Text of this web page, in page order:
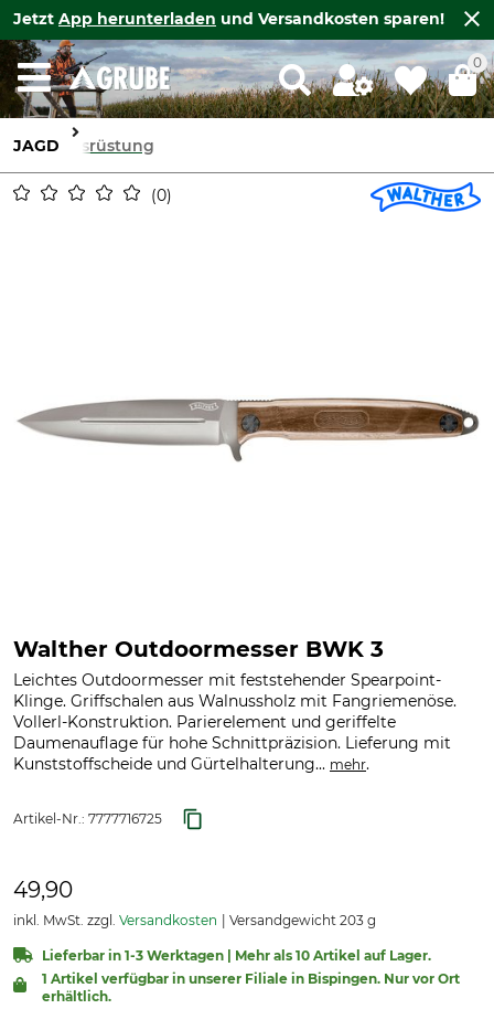
Jetzt App herunterladen und Versandkosten sparen!
0
JAGD Ausrüstung
0
Walther Outdoormesser BWK 3
Leichtes Outdoormesser mit feststehender Spearpoint-
Klinge. Griffschalen aus Walnussholz mit Fangriemenöse.
Vollerl-Konstruktion. Parierelement und geriffelte
Daumenauflage für hohe Schnittpräzision. Lieferung mit
Kunststoffscheide und Gürtelhalterung... mehr.
Artikel-Nr.: 7777716725
49,90
inkl. MwSt. zzgl. Versandkosten Versandgewicht 203 g
Lieferbar in 1-3 Werktagen | Mehr als 10 Artikel auf Lager.
1 Artikel verfügbar in unserer Filiale in Bispingen. Nur vor Ort
erhältlich.